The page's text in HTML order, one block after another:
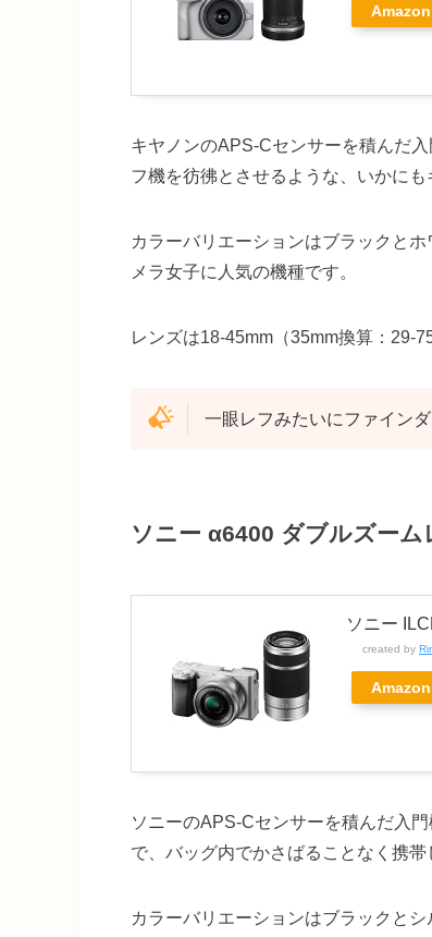
Amazon
キヤノンのAPS-Cセンサーを積んだ
フ機を彷彿とさせるような、いかにも
カラーバリエーションはブラックと
メラ女子に人気の機種です。
レンズは18-45mm（35mm換算：29-
一眼レフみたいにファイン
ソニー α6400 ダブルズーム
ソニー
created by
Amazon
ソニーのAPS-Cセンサーを積んだ入
で、バッグ内でかさばることなく携帯
カラーバリエーションはブラックと